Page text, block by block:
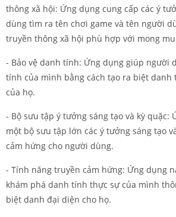
thông xã hội: Ứng dụng cung cấp các ý
dùng tìm ra tên chơi game và tên người
truyền thông xã hội phù hợp với mong
- Bảo vệ danh tính: Ứng dụng giúp người
tính của mình bằng cách tạo ra biệt danh
của họ.
- Bộ sưu tập ý tưởng sáng tạo và kỳ quặc:
một bộ sưu tập lớn các ý tưởng sáng tạo
cảm hứng cho người dùng.
- Tính năng truyền cảm hứng: Ứng dụng
khám phá danh tính thực sự của mình
biệt danh đại diện cho họ.